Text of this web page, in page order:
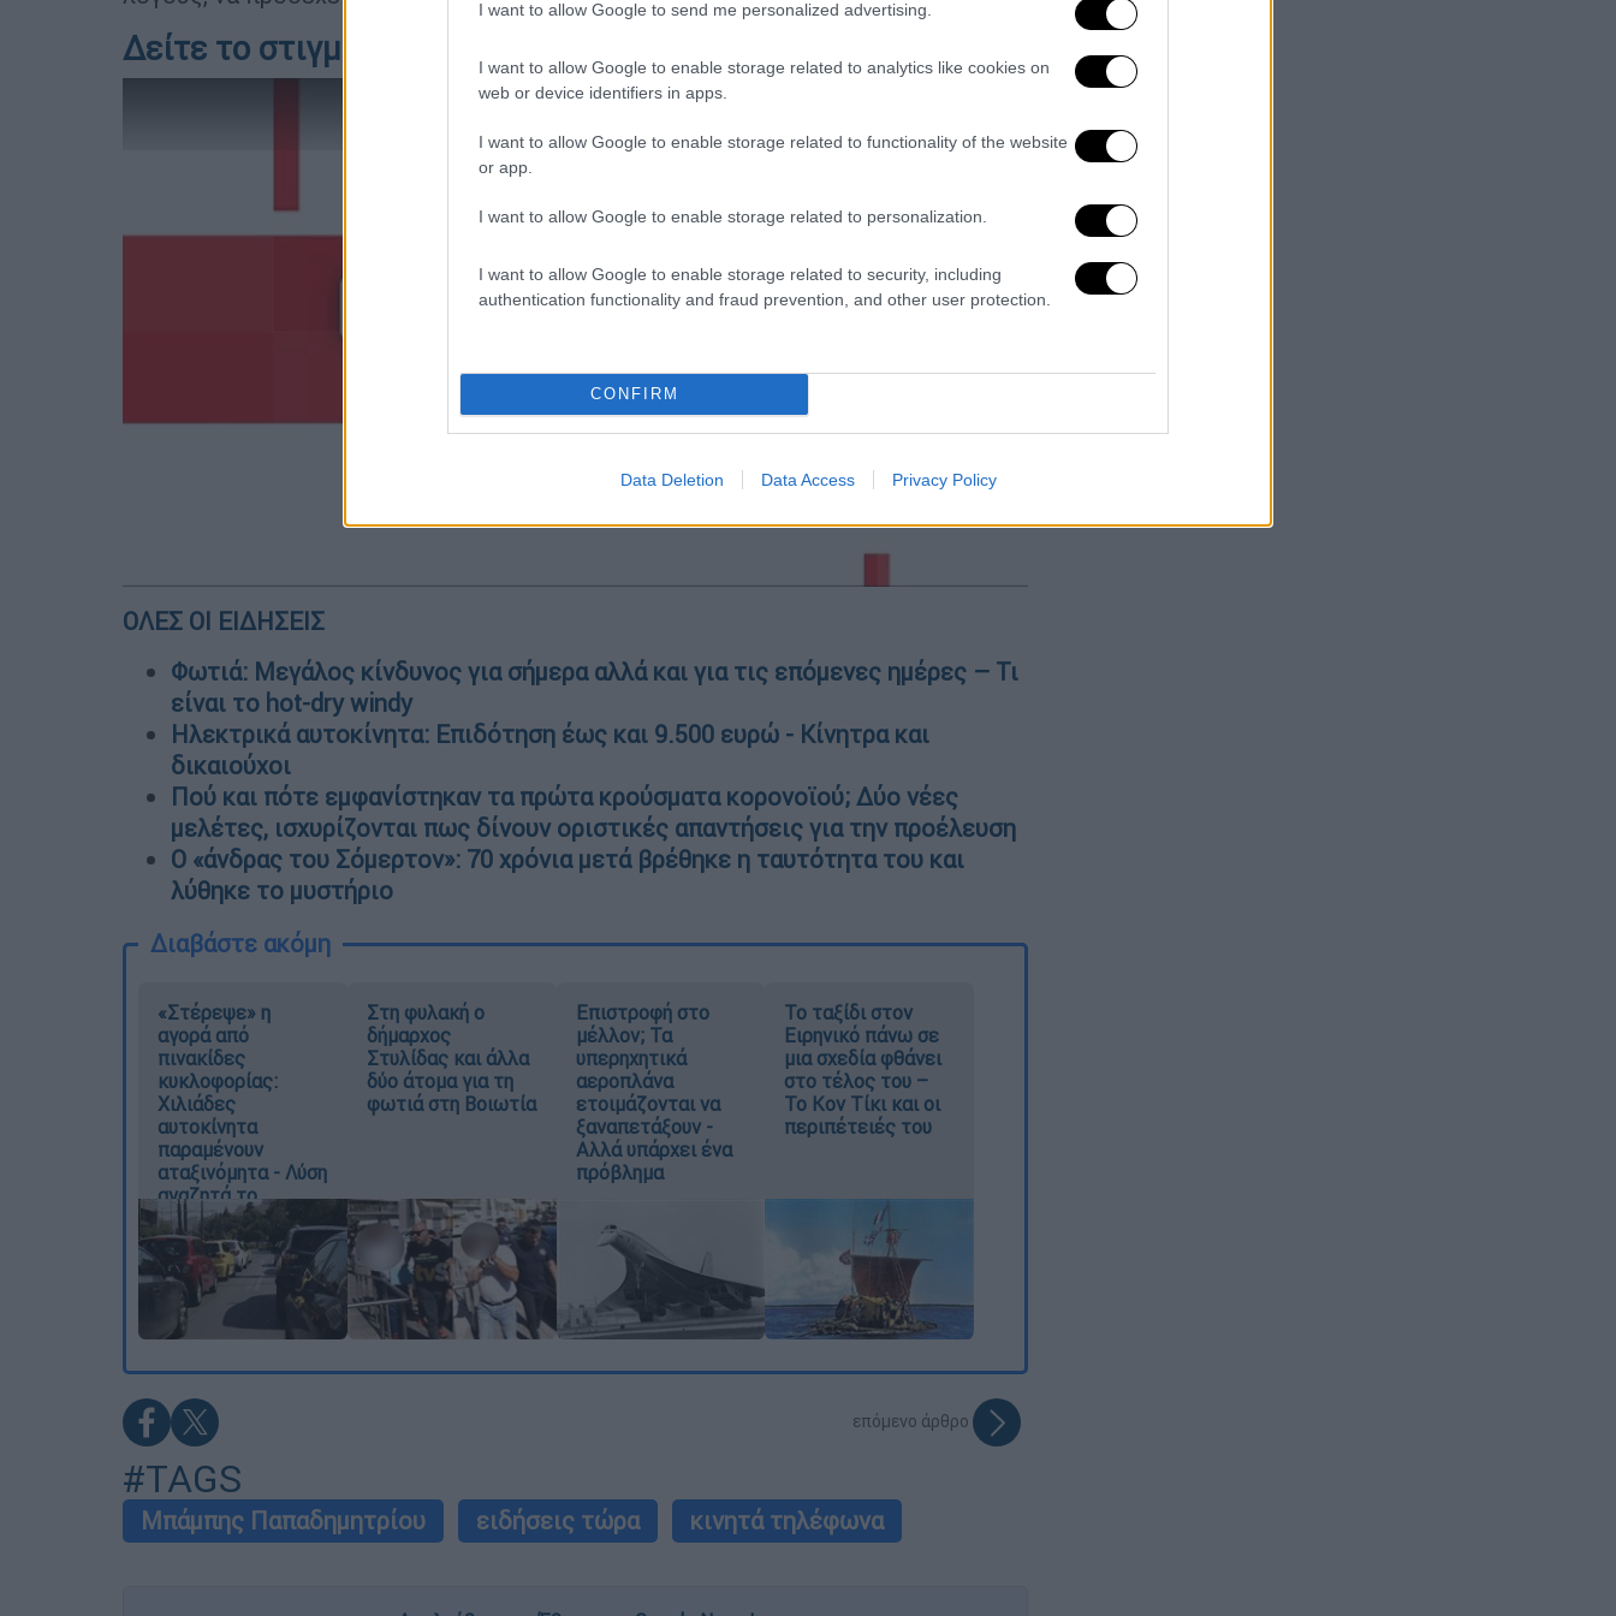
I want to allow Google to send me personalized advertising.
I want to allow Google to enable storage related to analytics like cookies on
web or device identifiers in apps.
I want to allow Google to enable storage related to functionality of the website
or app.
I want to allow Google to enable storage related to personalization.
I want to allow Google to enable storage related to security, including
authentication functionality and fraud prevention, and other user protection.
CONFIRM
Data Deletion Data Access Privacy Policy
Δείτε το στιγμιότυπο στο 1:11:30:
ΟΛΕΣ ΟΙ ΕΙΔΗΣΕΙΣ
Φωτιά: Μεγάλος κίνδυνος για σήμερα αλλά και για τις επόμενες ημέρες – Τι
είναι το hot-dry windy
Ηλεκτρικά αυτοκίνητα: Επιδότηση έως και 9.500 ευρώ - Κίνητρα και
δικαιούχοι
Πού και πότε εμφανίστηκαν τα πρώτα κρούσματα κορονοϊού; Δύο νέες
μελέτες, ισχυρίζονται πως δίνουν οριστικές απαντήσεις για την προέλευση
Ο «άνδρας του Σόμερτον»: 70 χρόνια μετά βρέθηκε η ταυτότητα του και
λύθηκε το μυστήριο
Διαβάστε ακόμη
«Στέρεψε» η
αγορά από
πινακίδες
κυκλοφορίας:
Χιλιάδες
αυτοκίνητα
παραμένουν
αταξινόμητα - Λύση
αναζητά το
υπουργείο
Στη φυλακή ο
δήμαρχος
Στυλίδας και άλλα
δύο άτομα για τη
φωτιά στη Βοιωτία
Επιστροφή στο
μέλλον; Τα
υπερηχητικά
αεροπλάνα
ετοιμάζονται να
ξαναπετάξουν -
Αλλά υπάρχει ένα
πρόβλημα
Το ταξίδι στον
Ειρηνικό πάνω σε
μια σχεδία φθάνει
στο τέλος του –
Το Κον Τίκι και οι
περιπέτειές του
επόμενο άρθρο
#TAGS
Μπάμπης Παπαδημητρίου ειδήσεις τώρα κινητά τηλέφωνα